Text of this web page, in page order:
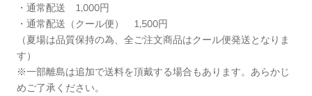
・通常配送 1,000円
・通常配送（クール便） 1,500円
（夏場は品質保持の為、全ご注文商品はクール便発送となりま
す）
※一部離島は追加で送料を頂戴する場合もあります。あらかじ
めご了承ください。